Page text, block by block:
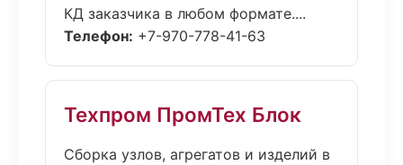
КД заказчика в любом формате....
Телефон: +7-970-778-41-63
Техпром ПромТех Блок
Сборка узлов, агрегатов и изделий в